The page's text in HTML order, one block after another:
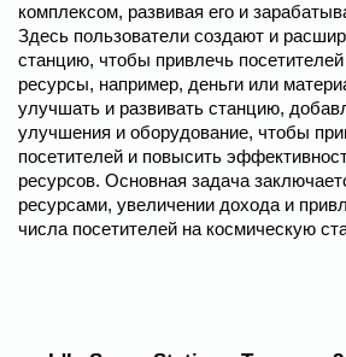
комплексом, развивая его и
Здесь пользователи создают и
станцию, чтобы привлечь посетителей
ресурсы, например, деньги или
улучшать и развивать станцию,
улучшения и оборудование, чтобы
посетителей и повысить
ресурсов. Основная задача
ресурсами, увеличении дохода и
числа посетителей на космическую